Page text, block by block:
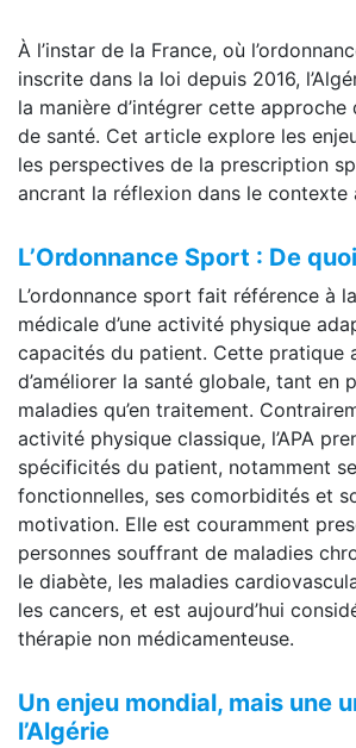
À l’instar de la France, où
inscrite dans la loi depuis 2016,
la manière d’intégrer cette approche
de santé. Cet article explore les
les perspectives de la prescription
ancrant la réflexion dans le contexte
L’Ordonnance Sport : De
L’ordonnance sport fait référence à
médicale d’une activité physique
capacités du patient. Cette pratique
d’améliorer la santé globale, tant en
maladies qu’en traitement.
activité physique classique, l’APA
spécificités du patient, notamment
fonctionnelles, ses comorbidités et
motivation. Elle est couramment
personnes souffrant de maladies
le diabète, les maladies
les cancers, et est aujourd’hui
thérapie non médicamenteuse.
Un enjeu mondial, mais une
l’Algérie